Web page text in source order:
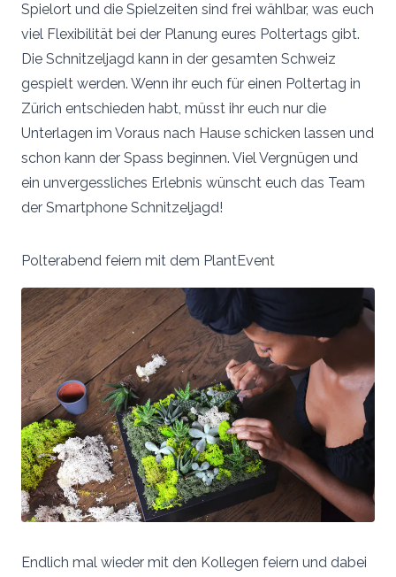
Spielort und die Spielzeiten sind frei wählbar, was euch
viel Flexibilität bei der Planung eures Poltertags gibt.
Die Schnitzeljagd kann in der gesamten Schweiz
gespielt werden. Wenn ihr euch für einen Poltertag in
Zürich entschieden habt, müsst ihr euch nur die
Unterlagen im Voraus nach Hause schicken lassen und
schon kann der Spass beginnen. Viel Vergnügen und
ein unvergessliches Erlebnis wünscht euch das Team
der Smartphone Schnitzeljagd!
Polterabend feiern mit dem PlantEvent
Endlich mal wieder mit den Kollegen feiern und dabei